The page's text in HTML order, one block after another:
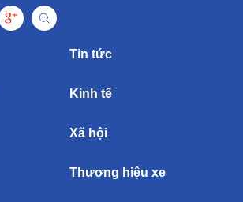
Tin tức
Kinh tế
Xã hội
Thương hiệu xe